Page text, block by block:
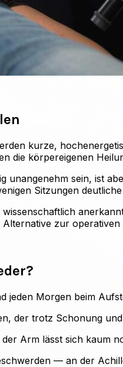
kurze,
die körpereigenen
unangenehm sein, ist
Sitzungen
wissenschaftlich
Alternative zur operativen
jeden Morgen beim
der trotz Schonung
Arm lässt sich kaum
— an der